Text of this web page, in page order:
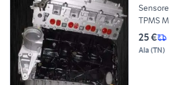
TPMS
25 €
Ala (TN)